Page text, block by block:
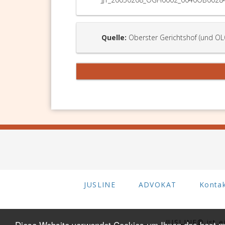
Quelle: Oberster Gerichtshof (und
JUSLINE ADVOKAT
JUSLINE® ist